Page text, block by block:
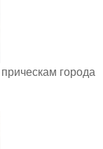
города